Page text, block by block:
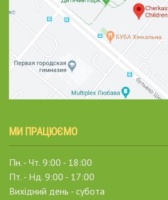
МИ ПРАЦЮЄМО
Пн. - Чт. 9:00 - 18:00
Пт. - Нд. 9:00 - 17:00
Вихідний день - субота